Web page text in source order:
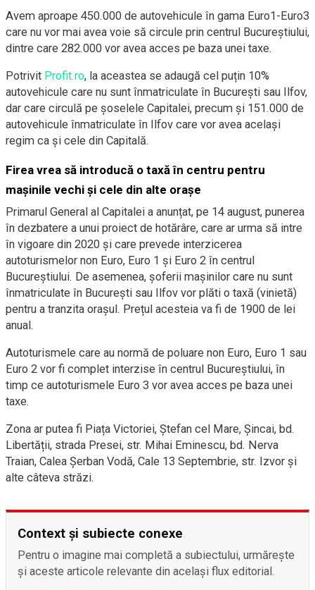
Avem aproape 450.000 de autovehicule în gama Euro1-Euro3
care nu vor mai avea voie să circule prin centrul Bucureștiului,
dintre care 282.000 vor avea acces pe baza unei taxe.
Potrivit Profit.ro, la aceastea se adaugă cel puțin 10%
autovehicule care nu sunt înmatriculate în București sau Ilfov,
dar care circulă pe șoselele Capitalei, precum și 151.000 de
autovehicule înmatriculate în Ilfov care vor avea același
regim ca și cele din Capitală.
Firea vrea să introducă o taxă în centru pentru
mașinile vechi și cele din alte orașe
Primarul General al Capitalei a anunțat, pe 14 august, punerea
în dezbatere a unui proiect de hotărâre, care ar urma să intre
în vigoare din 2020 și care prevede interzicerea
autoturismelor non Euro, Euro 1 și Euro 2 în centrul
Bucureștiului. De asemenea, șoferii mașinilor care nu sunt
înmatriculate în București sau Ilfov vor plăti o taxă (vinietă)
pentru a tranzita orașul. Prețul acesteia va fi de 1900 de lei
anual.
Autoturismele care au normă de poluare non Euro, Euro 1 sau
Euro 2 vor fi complet interzise în centrul Bucureștiului, în
timp ce autoturismele Euro 3 vor avea acces pe baza unei
taxe.
Zona ar putea fi Piața Victoriei, Ștefan cel Mare, Șincai, bd.
Libertății, strada Presei, str. Mihai Eminescu, bd. Nerva
Traian, Calea Șerban Vodă, Cale 13 Septembrie, str. Izvor și
alte câteva străzi.
Context și subiecte conexe
Pentru o imagine mai completă a subiectului, urmărește
și aceste articole relevante din același flux editorial.